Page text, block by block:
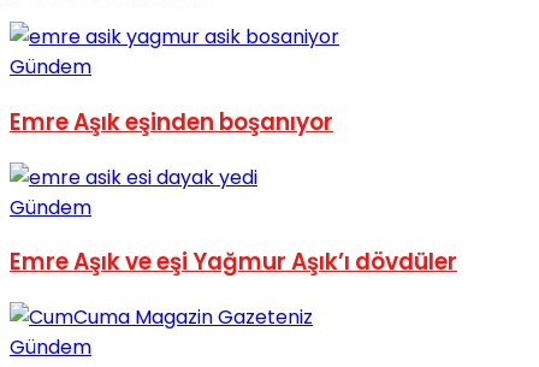
View All Result
Gündem
Emre Aşık eşinden boşanıyor
Gündem
Emre Aşık ve eşi Yağmur Aşık’ı dövdüler
Gündem